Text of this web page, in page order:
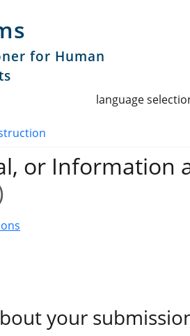
for Human
language
or Information
your